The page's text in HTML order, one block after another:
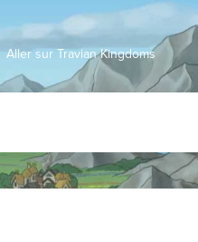
Aller sur Travian Kingdoms